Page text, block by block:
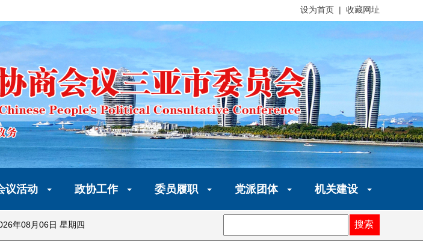
设为首页 | 收藏网址
议活动 政协工作 委员履职 党派团体 机关建设
年08月06日 星期四 搜索